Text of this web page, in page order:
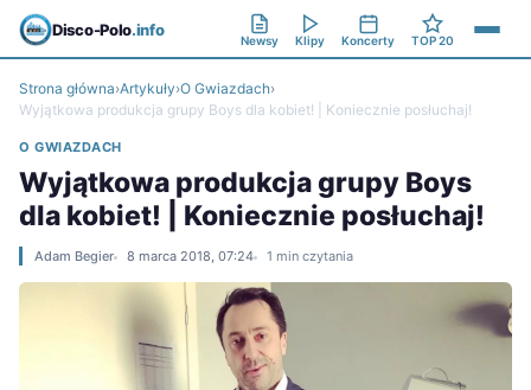
Disco-Polo.info
Newsy Klipy Koncerty TOP 20
Strona główna›Artykuły›O Gwiazdach›
Wyjątkowa produkcja grupy Boys dla kobiet! | Koniecznie posłuchaj!
O GWIAZDACH
Wyjątkowa produkcja grupy Boys
dla kobiet! | Koniecznie posłuchaj!
Adam Begier 8 marca 2018, 07:24 1 min czytania